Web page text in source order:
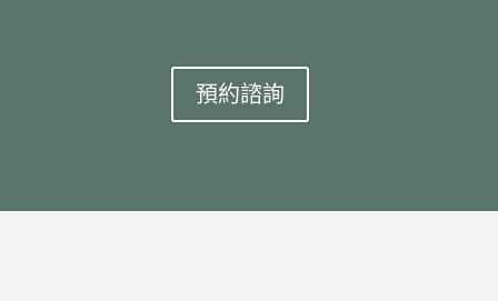
預約諮詢